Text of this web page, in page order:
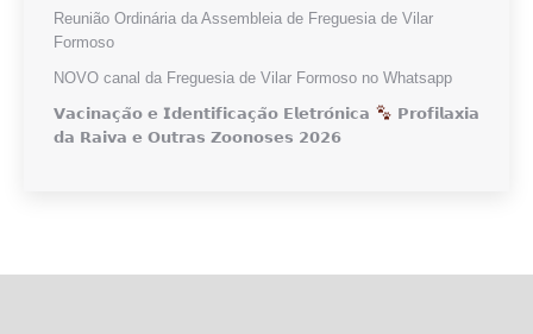
Reunião Ordinária da Assembleia de Freguesia de Vilar
Formoso
NOVO canal da Freguesia de Vilar Formoso no Whatsapp
𝗩𝗮𝗰𝗶𝗻𝗮𝗰̧𝗮̃𝗼 𝗲 𝗜𝗱𝗲𝗻𝘁𝗶𝗳𝗶𝗰𝗮𝗰̧𝗮̃𝗼 𝗘𝗹𝗲𝘁𝗿𝗼́𝗻𝗶𝗰𝗮
𝗣𝗿𝗼𝗳𝗶𝗹𝗮𝘅𝗶𝗮
𝗱𝗮 𝗥𝗮𝗶𝘃𝗮 𝗲 𝗢𝘂𝘁𝗿𝗮𝘀 𝗭𝗼𝗼𝗻𝗼𝘀𝗲𝘀 𝟮𝟬𝟮𝟲